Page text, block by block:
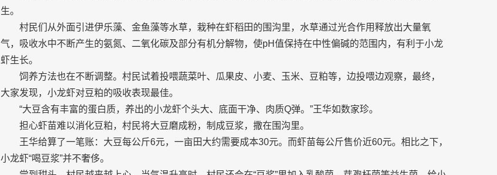
生。
村民们从外面引进伊乐藻、金鱼藻等水草，栽种在虾稻田的围沟里，水草通过光合作用释放出大量氧
气，吸收水中不断产生的氨氮、二氧化碳及部分有机分解物，使pH值保持在中性偏碱的范围内，有利于小龙
虾生长。
饲养方法也在不断调整。村民试着投喂蔬菜叶、瓜果皮、小麦、玉米、豆粕等，边投喂边观察，最终，
大家发现，小龙虾对豆粕的吸收表现最佳。
“大豆含有丰富的蛋白质，养出的小龙虾个头大、底面干净、肉质Q弹。”王华如数家珍。
担心虾苗难以消化豆粕，村民将大豆磨成粉，制成豆浆，撒在围沟里。
王华给算了一笔账：大豆每公斤6元，一亩田大约需要成本30元。而虾苗每公斤售价近60元。相比之下，
小龙虾“喝豆浆”并不奢侈。